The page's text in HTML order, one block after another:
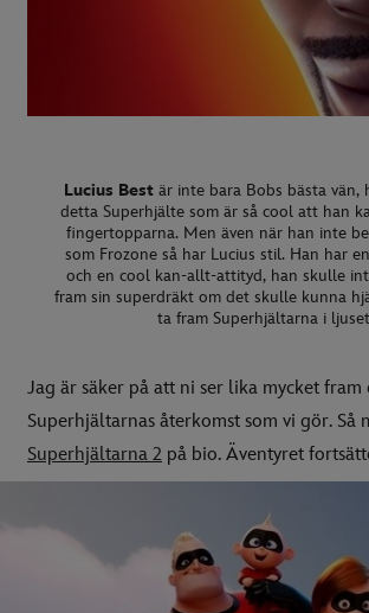
Lucius Best är inte bara Bobs bästa vän,
detta Superhjälte som är så cool att han
fingertopparna. Men även när han inte
som Frozone så har Lucius stil. Han har
och en cool kan-allt-attityd, han skulle
fram sin superdräkt om det skulle kunna
ta fram Superhjältarna i
Jag är säker på att ni ser lika mycket fram
Superhjältarnas återkomst som vi gör. Så
Superhjältarna 2 på bio. Äventyret